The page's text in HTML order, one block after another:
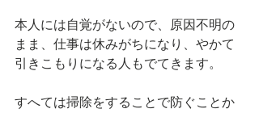
本人には自覚がないので、原因不明の
まま、仕事は休みがちになり、やかて
引きこもりになる人もでてきます。
すへては掃除をすることで防ぐことか